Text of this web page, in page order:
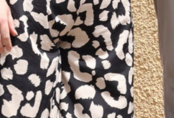
Ihl
PDF
Presse